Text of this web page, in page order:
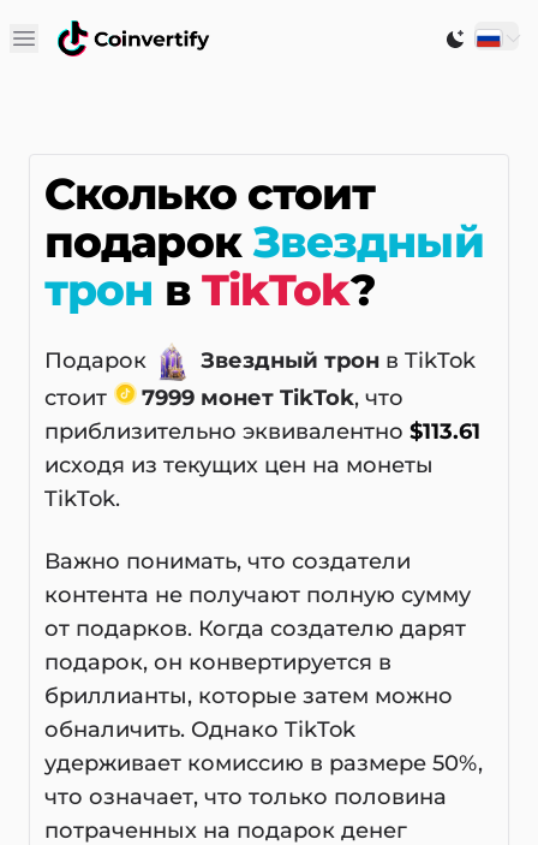
Open main menu
Switch
Сколько стоит
подарокЗвездный
трон в TikTok?
Подарок Звездный трон в TikTok
стоит
7999 монет TikTok, что
приблизительно эквивалентно $113.61
исходя из текущих цен на монеты
TikTok.
Важно понимать, что создатели
контента не получают полную сумму
от подарков. Когда создателю дарят
подарок, он конвертируется в
бриллианты, которые затем можно
обналичить. Однако TikTok
удерживает комиссию в размере 50%,
что означает, что только половина
потраченных на подарок денег